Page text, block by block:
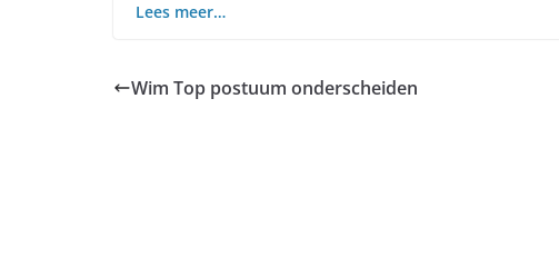
Lees meer…
Wim Top postuum onderscheiden